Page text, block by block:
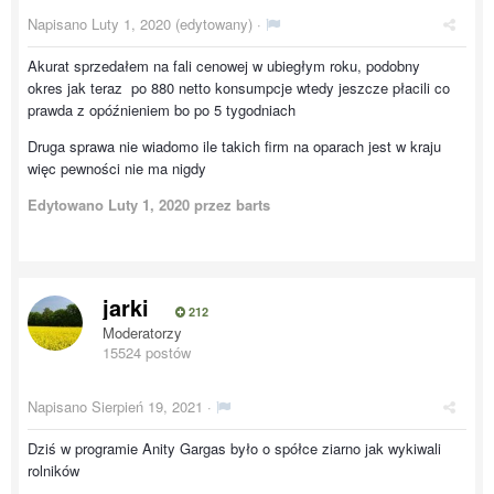
Napisano Luty 1, 2020 (edytowany) ·
Akurat sprzedałem na fali cenowej w ubiegłym roku, podobny
okres jak teraz po 880 netto konsumpcje wtedy jeszcze płacili co
prawda z opóźnieniem bo po 5 tygodniach
Druga sprawa nie wiadomo ile takich firm na oparach jest w kraju
więc pewności nie ma nigdy
Edytowano Luty 1, 2020 przez barts
jarki 212
Moderatorzy
15524 postów
Napisano Sierpień 19, 2021 ·
Dziś w programie Anity Gargas było o spółce ziarno jak wykiwali
rolników